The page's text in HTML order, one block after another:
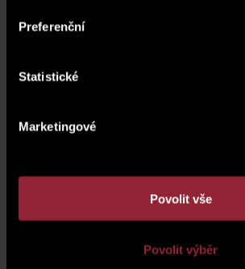
Preferenční
Statistické
Marketingové
Povolit vše
Povolit výběr
apod. Omalovánky jsou koncipovány jako
třemi dětmi různého věku. Tato osvětová akce
Zpět na přehled novinek